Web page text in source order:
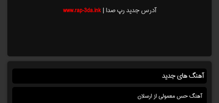
آدرس جدید رپ صدا |www.rap-3da.ink
آهنگ های جدید
آهنگ حس معمولی از ارسلان